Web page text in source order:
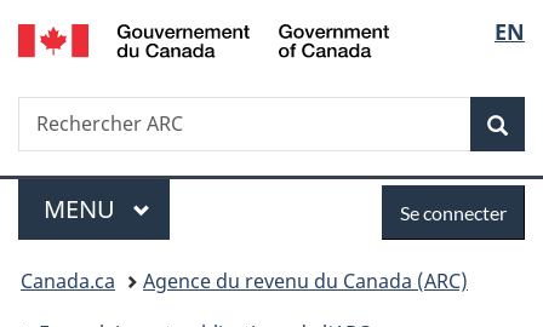
Passer
au
Passer
à
du
Passer
à
simplifiée
de
la
EN
Recherche
Rechercher
ARC
Menu
MENU PRINCIPAL
connecter
Se connecter
Vous
Canada.ca
Agence du revenu du Canada (ARC)